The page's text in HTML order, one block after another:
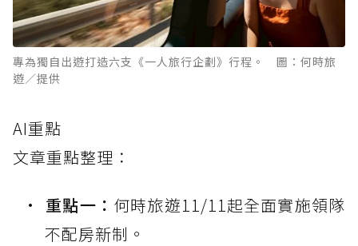
專為獨自出遊打造六支《一人旅行企劃》行程。 圖：何時旅
遊／提供
AI重點
文章重點整理：
重點一： 何時旅遊11/11起全面實施領隊
不配房新制。